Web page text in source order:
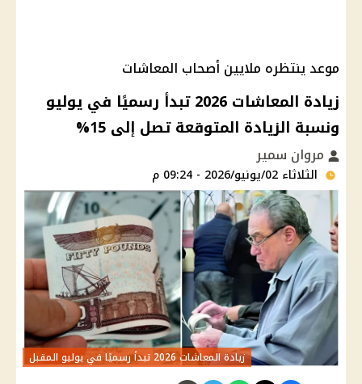
موعد ينتظره ملايين أصحاب المعاشات
زيادة المعاشات 2026 تبدأ رسميًا في يوليو
ونسبة الزيادة المتوقعة تصل إلى 15%
مروان سمير
الثلاثاء 02/يونيو/2026 - 09:24 م
زيادة المعاشات 2026 تبدأ رسميًا في يوليو المقبل